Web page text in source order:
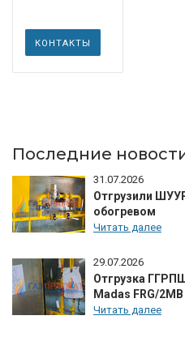
КОНТАКТЫ
Последние
31.07.2026
Отгрузили
обогревом
Читать далее
29.07.2026
Отгрузка
Madas FRG/2MB
Читать далее